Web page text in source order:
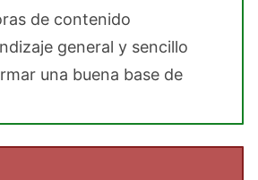
de contenido
general y sencillo
una buena base de